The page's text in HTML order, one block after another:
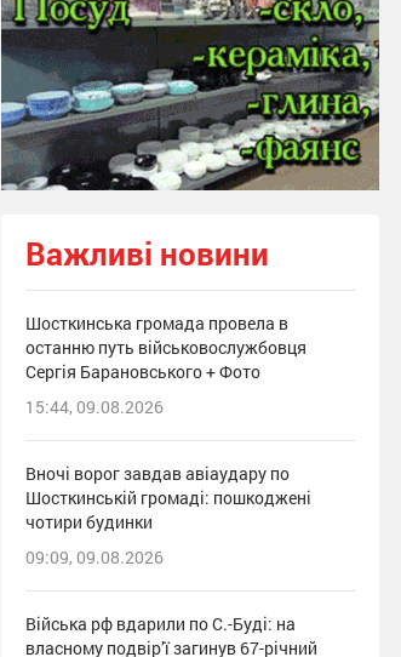
Важливі новини
Шосткинська громада провела в
останню путь військовослужбовця
Сергія Барановського + Фото
15:44, 09.08.2026
Вночі ворог завдав авіаудару по
Шосткинській громаді: пошкоджені
чотири будинки
09:09, 09.08.2026
Війська рф вдарили по С.-Буді: на
власному подвір’ї загинув 67-річний